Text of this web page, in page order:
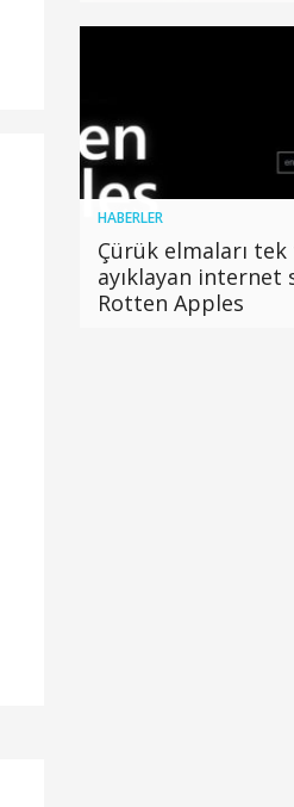
HABERLER
Çürük elmaları
ayıklayan internet
Rotten Apples